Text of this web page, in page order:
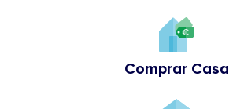
Comprar Casa